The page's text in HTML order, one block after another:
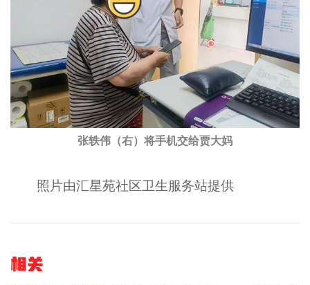
张轶伟（右）将手机交给贾大妈
照片由汇星苑社区卫生服务站提供
相关